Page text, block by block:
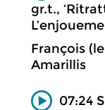
gr.t.,
François
Amarillis
07:24